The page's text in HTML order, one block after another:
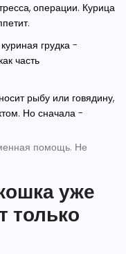
операции. Курица
грудка -
часть
рыбу или говядину,
Но сначала -
помощь. Не
уже
только